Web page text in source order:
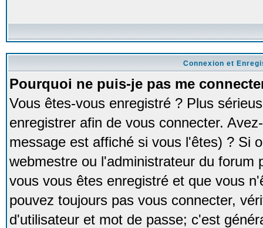
Connexion et
Pourquoi ne puis-je pas me
Vous êtes-vous enregistré ? Plus
enregistrer afin de vous connecter.
message est affiché si vous l'êtes) ? Si
webmestre ou l'administrateur du forum
vous vous êtes enregistré et que vous
pouvez toujours pas vous connecter,
d'utilisateur et mot de passe; c'est